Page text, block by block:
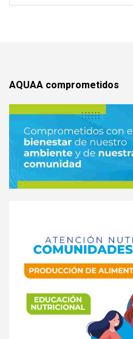
AQUAA comprometidos